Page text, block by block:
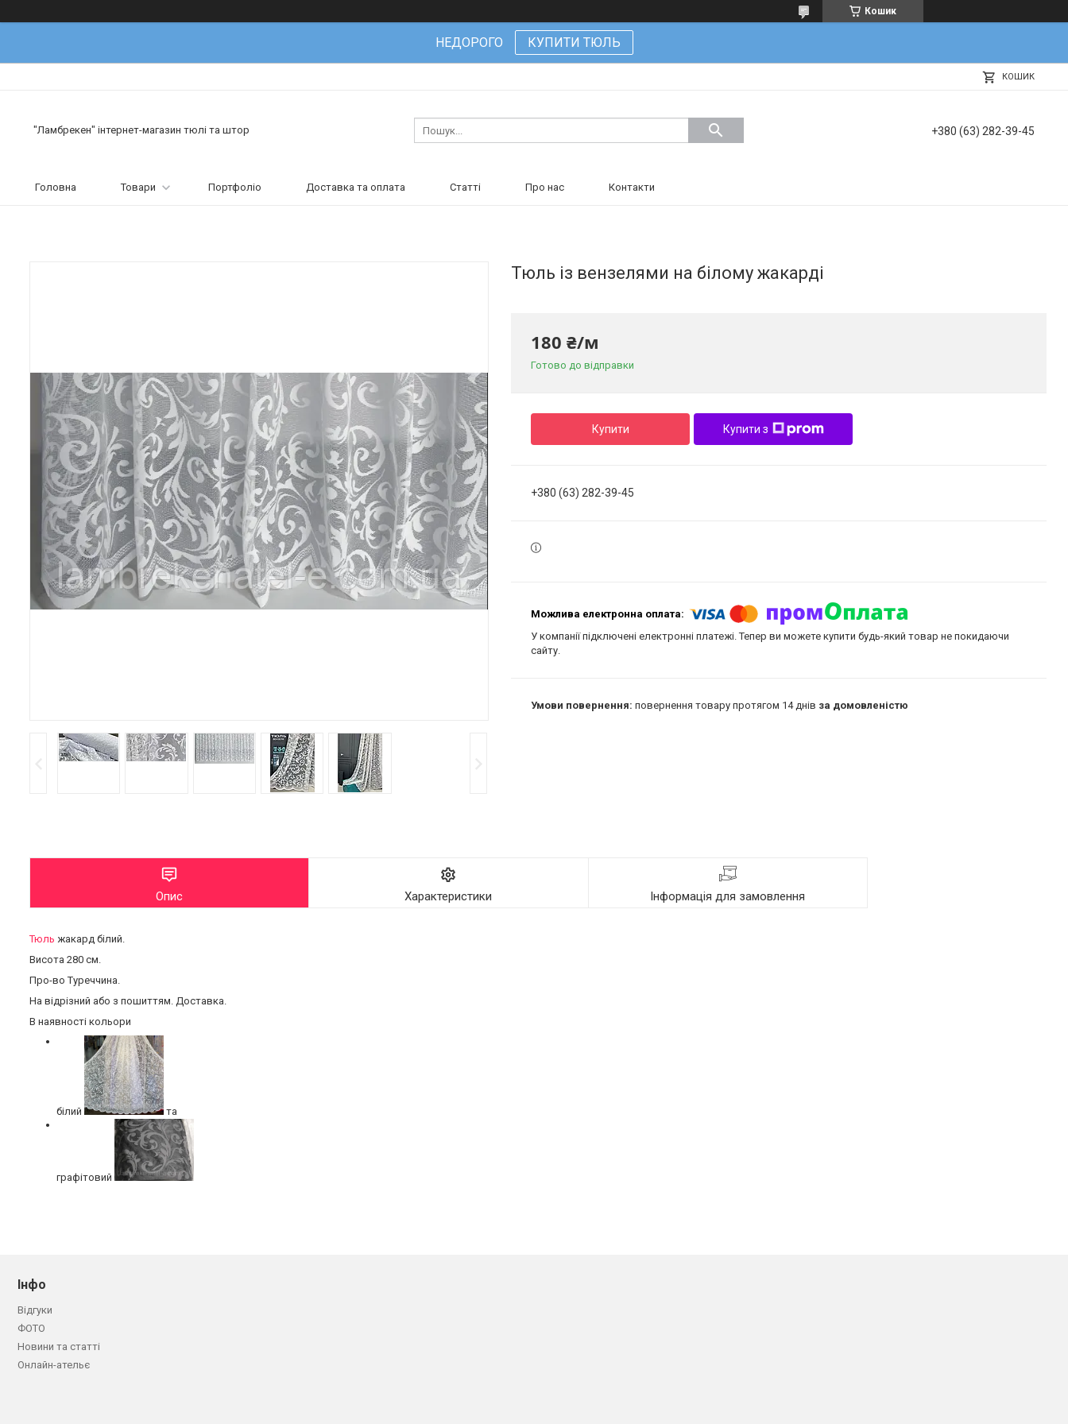
Кошик
НЕДОРОГО КУПИТИ ТЮЛЬ
КОШИК
"Ламбрекен" інтернет-магазин тюлі та штор +380 (63) 282-39-45
Головна Товари Портфоліо Доставка та оплата Статті Про нас Контакти
Тюль із вензелями на білому жакарді
180 ₴/м
Готово до відправки
Купити Купити з
+380 (63) 282-39-45
У компанії підключені електронні платежі. Тепер ви можете купити будь-який товар не покидаючи
сайту.
повернення товару протягом 14 днів за домовленістю
Опис Характеристики Інформація для замовлення
Тюль жакард білий.
Висота 280 см.
Про-во Туреччина.
На відрізний або з пошиттям. Доставка.
В наявності кольори
білий та
графітовий
Інфо
Відгуки
ФОТО
Новини та статті
Онлайн-ательє